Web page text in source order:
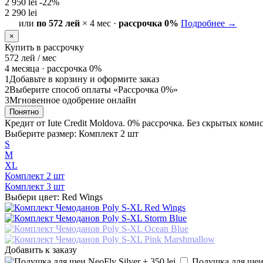
2 290 lei
или по 572 лей × 4 мес · рассрочка 0% Подробнее →
×
Купить в рассрочку
572 лей / мес
4 месяца · рассрочка 0%
1 Добавьте в корзину и оформите заказ
2Выберите способ оплаты «Рассрочка 0%»
3Мгновенное одобрение онлайн
Понятно
Кредит от Iute Credit Moldova. 0% рассрочка. Без скрытых
Выберите размер: Комплект 2 шт
S
М
XL
Комплект 2 шт
Комплект 3 шт
Выбери цвет: Red Wings
Добавить к заказу